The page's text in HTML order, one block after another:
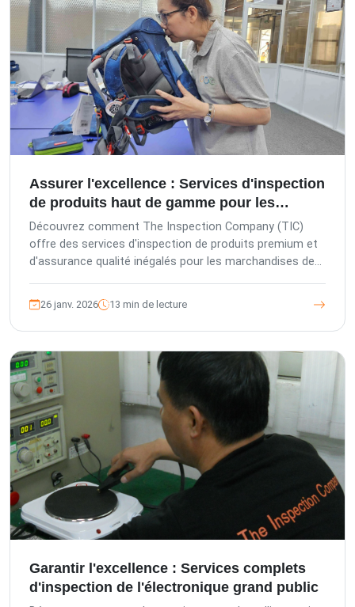
mesures de contrôle qualité complètes vitales pour les
produits de lingerie.
Assurer l'excellence : Services d'inspection
de produits haut de gamme pour les
marchandises de grande valeur
Découvrez comment The Inspection Company (TIC)
offre des services d'inspection de produits premium et
d'assurance qualité inégalés pour les marchandises de
investissements, assurons la conformité et
sauvegardons votre marque grâce à un contrôle qualité
tiers expert et des solutions sur mesure.
26 janv. 2026 13 min de lecture
Garantir l'excellence : Services complets
d'inspection de l'électronique grand public